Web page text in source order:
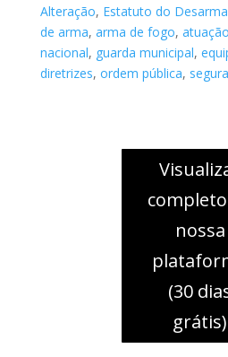
Alteração, Estatuto do
de arma, arma de fogo,
nacional, guarda municipal,
diretrizes, ordem pública,
nossa
(30
grátis)